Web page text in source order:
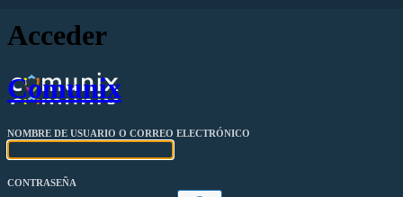
Acceder
Comunix
NOMBRE DE USUARIO O CORREO ELECTRÓNICO
CONTRASEÑA